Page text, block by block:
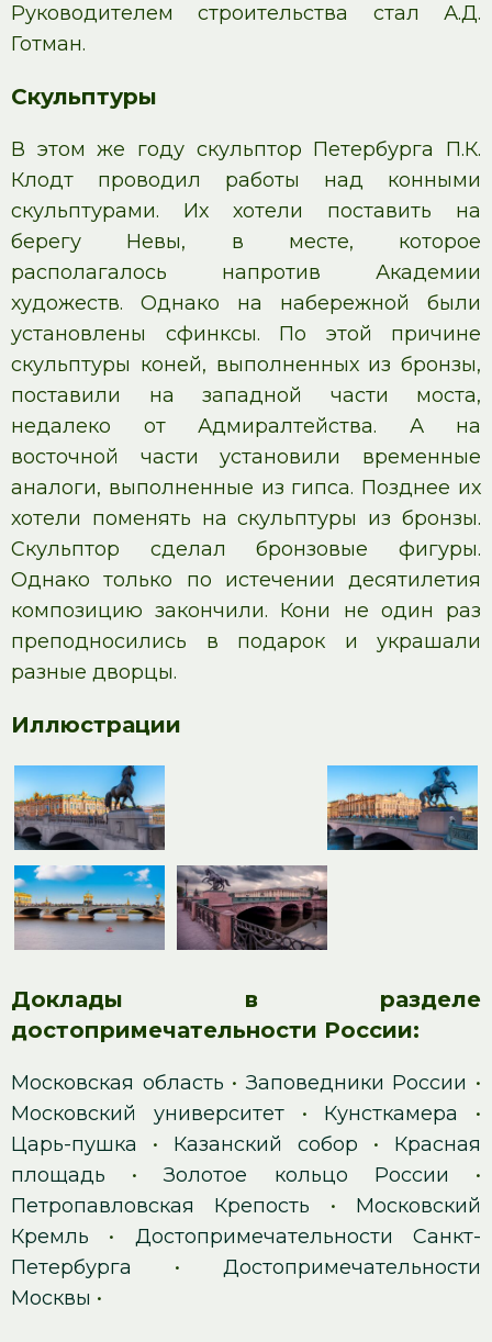
Руководителем строительства стал А.Д.
Готман.
Скульптуры
В этом же году скульптор Петербурга П.К.
Клодт проводил работы над конными
скульптурами. Их хотели поставить на
берегу Невы, в месте, которое
располагалось напротив Академии
художеств. Однако на набережной были
установлены сфинксы. По этой причине
скульптуры коней, выполненных из бронзы,
поставили на западной части моста,
недалеко от Адмиралтейства. А на
восточной части установили временные
аналоги, выполненные из гипса. Позднее их
хотели поменять на скульптуры из бронзы.
Скульптор сделал бронзовые фигуры.
Однако только по истечении десятилетия
композицию закончили. Кони не один раз
преподносились в подарок и украшали
разные дворцы.
Иллюстрации
Доклады в разделе
достопримечательности России:
Московская область • Заповедники России •
Московский университет• Кунсткамера
•
Царь-пушка • Казанский собор • Красная
площадь •Золотое кольцо России •
Петропавловская Крепость • Московский
Кремль • Достопримечательности Санкт-
Петербурга • Достопримечательности
Москвы •